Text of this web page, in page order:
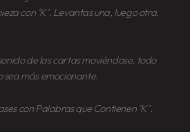
con ‘K’. Levantas una, luego otra.
de las cartas moviéndose, todo
sea más emocionante.
con Palabras que Contienen ‘K’.